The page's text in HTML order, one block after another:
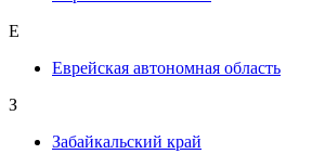
Е
Еврейская автономная область
З
Забайкальский край